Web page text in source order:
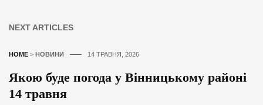
NEXT ARTICLES
HOME > НОВИНИ 14 ТРАВНЯ, 2026
Якою буде погода у Вінницькому районі
14 травня